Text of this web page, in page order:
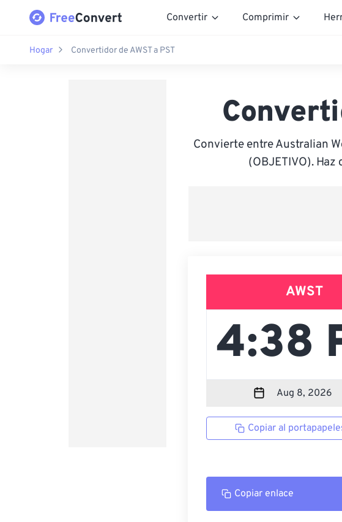
Convertir Comprimir
Hogar Convertidor de AWST a PST
Convierte entre Australian
(OBJETIVO).
AWST
Copiar al
Copiar enlace